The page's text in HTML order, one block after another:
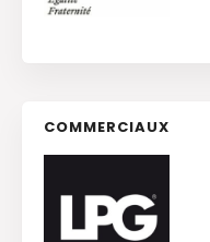
COMMERCIAUX